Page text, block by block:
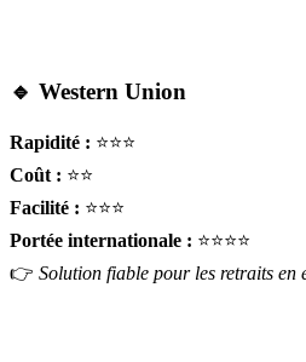
🔹 Western Union
Rapidité : ⭐⭐⭐
Coût : ⭐⭐
Facilité : ⭐⭐⭐
Portée internationale : ⭐⭐⭐⭐
👉 Solution fiable pour les retraits en